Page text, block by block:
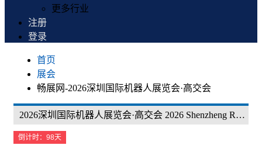
更多行业
注册
登录
首页
展会
畅展网-2026深圳国际机器人展览会·高交会
2026深圳国际机器人展览会·高交会 2026 Shenzheng Robot Expo（CHTF）
倒计时：98天